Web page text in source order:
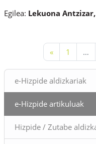
Blokeak
e-Hizpide aldizkariak
e-Hizpide artikuluak
Hizpide / Zutabe
Egilea: Lekuona
«Aurreko orria
1 …